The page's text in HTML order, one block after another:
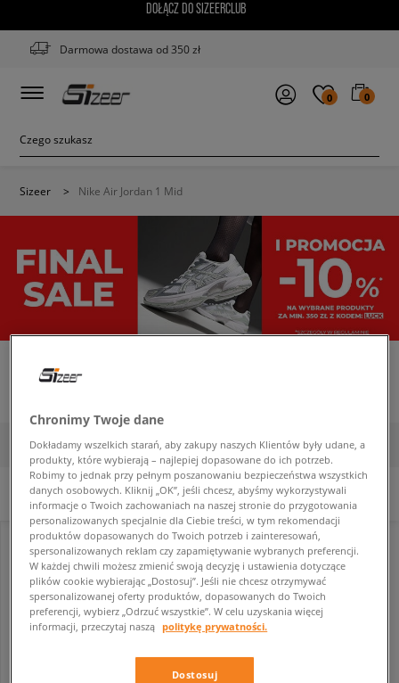
DOŁĄCZ DO SIZEERCLUB
Darmowa dostawa od 350 zł
0 0
Sizeer > Nike Air Jordan 1 Mid
FILTRUJ SORTUJ
Nie wybrano filtrów.
Chronimy Twoje dane
Dokładamy wszelkich starań, aby zakupy naszych Klientów były udane, a
produkty, które wybierają – najlepiej dopasowane do ich potrzeb.
Robimy to jednak przy pełnym poszanowaniu bezpieczeństwa wszystkich
danych osobowych. Kliknij „OK”, jeśli chcesz, abyśmy wykorzystywali
informacje o Twoich zachowaniach na naszej stronie do przygotowania
personalizowanych specjalnie dla Ciebie treści, w tym rekomendacji
produktów dopasowanych do Twoich potrzeb i zainteresowań,
spersonalizowanych reklam czy zapamiętywanie wybranych preferencji.
W każdej chwili możesz zmienić swoją decyzję i ustawienia dotyczące
plików cookie wybierając „Dostosuj”. Jeśli nie chcesz otrzymywać
spersonalizowanej oferty produktów, dopasowanych do Twoich
preferencji, wybierz „Odrzuć wszystkie”. W celu uzyskania więcej
informacji, przeczytaj naszą politykę prywatności.
Dostosuj